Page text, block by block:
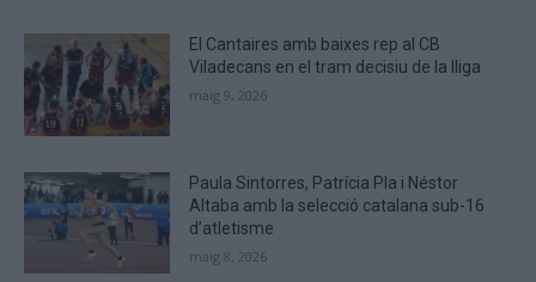
El Cantaires amb baixes rep al CB
Viladecans en el tram decisiu de la lliga
maig 9, 2026
Paula Sintorres, Patrícia Pla i Néstor
Altaba amb la selecció catalana sub-16
d’atletisme
maig 8, 2026